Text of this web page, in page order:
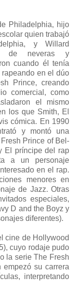
Philadelphia, hijo
quien trabajó
y Willard
de neveras y
cuando él tenía
en el dúo
Prince, creando
comercial, como
el mismo
los que Smith, El
cómica. En 1990
y montó una
Prince of Bel-
El príncipe del rap
a un personaje
en el rap.
menores en
de Jazz. Otras
especiales,
D and the Boyz y
diferentes).
cine de Hollywood
cuyo rodaje pudo
la serie The Fresh
empezó su carrera
interpretando